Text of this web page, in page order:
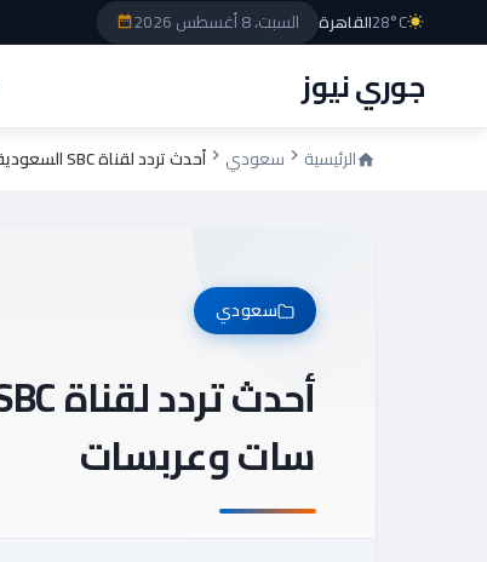
السبت، 8 أغسطس 2026 28°Cالقاهرة
جوري نيوز
الرئيسية سعودي أحدث تردد لقناة SBC السعودية الجديد 2025 على نايل سات وعربسات
سعودي
سات وعربسات